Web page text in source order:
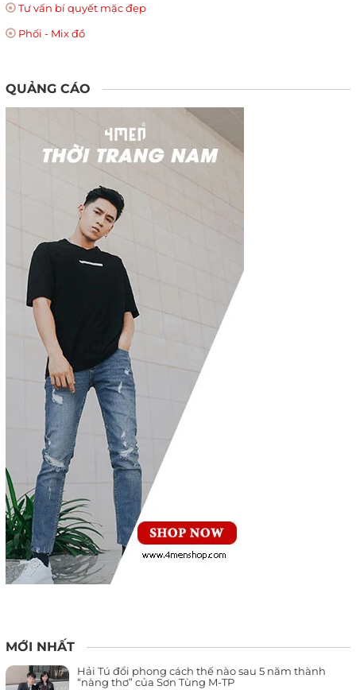
Tư vấn bí quyết mặc đẹp
Phối - Mix đồ
QUẢNG CÁO
MỚI NHẤT
Hải Tú đổi phong cách thế nào sau 5 năm thành
“nàng thơ” của Sơn Tùng M-TP